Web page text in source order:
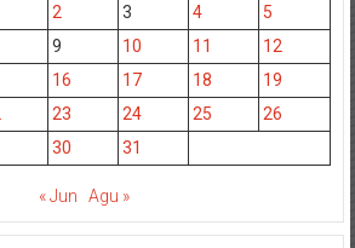
2 3 4
5
9 10 11
12
16 17 18
19
23 24 25
26
30 31
« Jun Agu »